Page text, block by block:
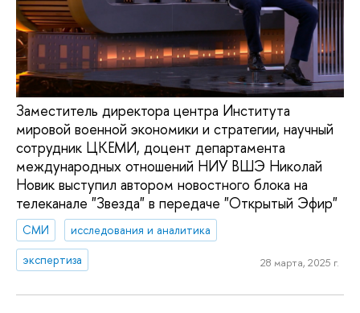
Заместитель директора центра Института
мировой военной экономики и стратегии, научный
сотрудник ЦКЕМИ, доцент департамента
международных отношений НИУ ВШЭ Николай
Новик выступил автором новостного блока на
телеканале "Звезда" в передаче "Открытый Эфир"
СМИ
исследования и аналитика
экспертиза
28 марта, 2025 г.